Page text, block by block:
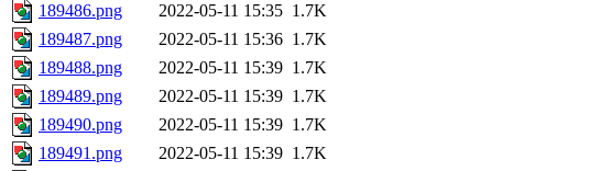
189486.png
2022-05-11 15:35 1.7K
189487.png
2022-05-11 15:36 1.7K
189488.png
2022-05-11 15:39 1.7K
189489.png
2022-05-11 15:39 1.7K
189490.png
2022-05-11 15:39 1.7K
189491.png
2022-05-11 15:39 1.7K